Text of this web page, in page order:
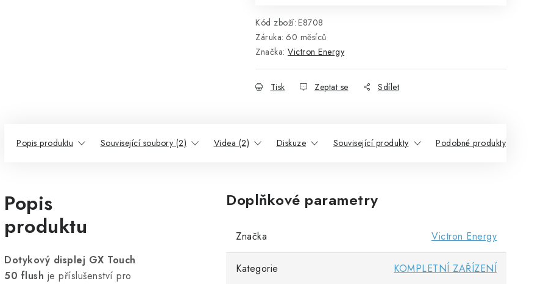
Kód zboží: E8708
Záruka: 60 měsíců
Značka: Victron Energy
Tisk Zeptat se Sdílet
Popis produktu Související soubory (2) Videa (2) Diskuze Související produkty Podobné produkty
Popis
produktu
Dotykový displej GX Touch
50 flush je příslušenství pro
Doplňkové parametry
Značka Victron Energy
Kategorie KOMPLETNÍ ZAŘÍZENÍ